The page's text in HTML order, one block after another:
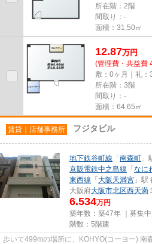
所在階：2階
間取り：-
面積：31.50㎡
12.87万円
(管理費・共益費
敷：0ヶ月｜礼：
所在階：3階
間取り：-
面積：64.65㎡
賃貸｜店舗事務所 フジタビル
地下鉄谷町線 「 南森町 」
京阪電鉄中之島線 「 なに
東西線 「 大阪天満宮 」駅
大阪府大阪市北区西天満
6.534万円
築年数：築47年 ｜募集中
階数：5階建
歩いて499mの場所に、KOHYO(コーヨー) 南